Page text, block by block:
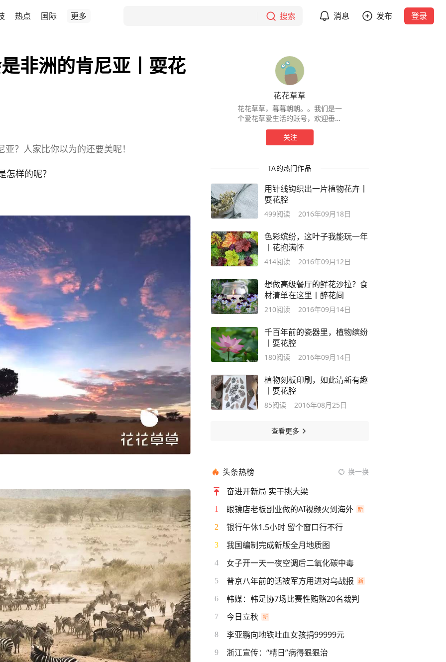
热点 国际 更多 搜索 消息 发布 登录
非洲的肯尼亚丨耍花
？人家比你以为的还要美呢！
样的呢？
花花草草
花花草草，暮暮朝朝。。我们是一
个爱花草爱生活的账号，欢迎垂询
各类与花草有关的问题，欢迎后台
闲聊。
关注
TA的热门作品
用针线钩织出一片植物花卉丨
耍花腔
499阅读 2016年09月18日
色彩缤纷，这叶子我能玩一年
丨花抱满怀
414阅读 2016年09月12日
想做高级餐厅的鲜花沙拉？食
材清单在这里丨醉花间
210阅读 2016年09月14日
千百年前的瓷器里，植物缤纷
丨耍花腔
180阅读 2016年09月14日
植物刻板印刷，如此清新有趣
丨耍花腔
85阅读 2016年08月25日
查看更多
头条热榜 换一换
奋进开新局 实干挑大梁
1 眼镜店老板副业做的AI视频火到海外
2 银行午休1.5小时 留个窗口行不行
3 我国编制完成新版全月地质图
4 女子开一天一夜空调后二氧化碳中毒
5 普京八年前的话被军方用进对乌战报
6 韩媒：韩足协7场比赛性贿赂20名裁判
7 今日立秋
8 李亚鹏向地铁吐血女孩捐99999元
9 浙江宣传：“精日”病得狠狠治